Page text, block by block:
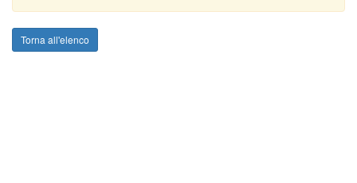
Torna all'elenco